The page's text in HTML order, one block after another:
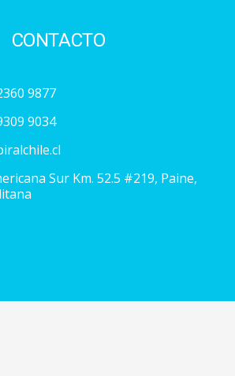
CONTACTO
9877
9034
Sur Km. 52.5 #219, Paine,